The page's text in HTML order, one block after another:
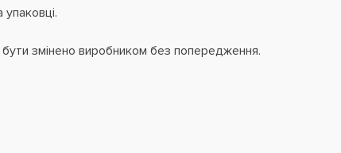
упаковці.
змінено виробником без попередження.